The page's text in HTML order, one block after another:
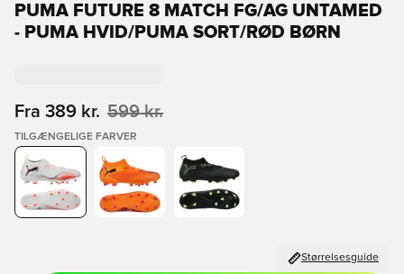
PUMA FUTURE 8 MATCH FG/AG UNTAMED
- PUMA HVID/PUMA SORT/RØD BØRN
Fra 389 kr. 599 kr.
TILGÆNGELIGE FARVER
Størrelsesguide